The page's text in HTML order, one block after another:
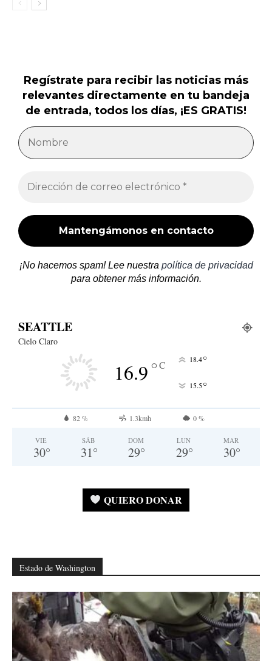
Regístrate para recibir las noticias más
relevantes directamente en tu bandeja
de entrada, todos los días, ¡ES GRATIS!
¡No hacemos spam! Lee nuestra política de privacidad
para obtener más información.
SEATTLE
Cielo Claro
16.9°C 18.4°
15.5°
82 % 1.3kmh 0 %
VIE
30°
SÁB
31°
DOM
29°
LUN
29°
MAR
30°
QUIERO DONAR
Estado de Washington